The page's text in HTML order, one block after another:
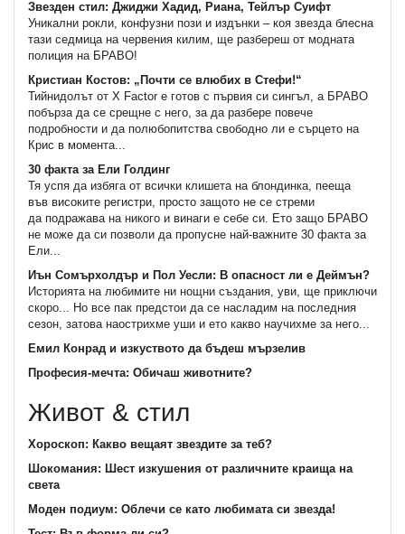
Звезден стил: Джиджи Хадид, Риана, Тейлър Суифт
Уникални рокли, конфузни пози и издънки – коя звезда блесна
тази седмица на червения килим, ще разбереш от модната
полиция на БРАВО!
Кристиан Костов: „Почти се влюбих в Стефи!“
Тийнидолът от X Factor е готов с първия си сингъл, а БРАВО
побърза да се срещне с него, за да разбере повече
подробности и да полюбопитства свободно ли е сърцето на
Крис в момента...
30 факта за Ели Голдинг
Тя успя да избяга от всички клишета на блондинка, пееща
във високите регистри, просто защото не се стреми
да подражава на никого и винаги е себе си. Ето защо БРАВО
не може да си позволи да пропусне най-важните 30 факта за
Ели...
Иън Сомърхолдър и Пол Уесли: В опасност ли е Деймън?
Историята на любимите ни нощни създания, уви, ще приключи
скоро... Но все пак предстои да се насладим на последния
сезон, затова наострихме уши и ето какво научихме за него...
Емил Конрад и изкуството да бъдеш мързелив
Професия-мечта: Обичаш животните?
Живот & стил
Хороскоп: Какво вещаят звездите за теб?
Шокомания: Шест изкушения от различните краища на
света
Моден подиум: Облечи се като любимата си звезда!